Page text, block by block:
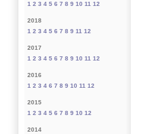
1 2 3 4 5 6 7 8 9 10 11 12
2018
1 2 3 4 5 6 7 8 9 11 12
2017
1 2 3 4 5 6 7 8 9 10 11 12
2016
1 2 3 4 6 7 8 9 10 11 12
2015
1 2 3 4 5 6 7 8 9 10 12
2014